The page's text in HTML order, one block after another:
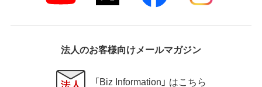
法人のお客様向けメールマガジン
「Biz Information」 はこちら